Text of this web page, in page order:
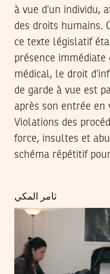
à vue d’un individu,
des droits humains.
ce texte législatif
présence immédiate
médical, le droit
de garde à vue est
après son entrée en
Violations des
force, insultes et
schéma répétitif
ثامر المكي